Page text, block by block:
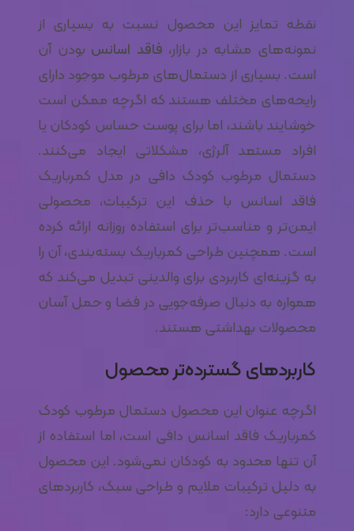
نقطه تمایز این محصول نسبت به بسیاری از
نمونه‌های مشابه در بازار، فاقد اسانس بودن آن
است. بسیاری از دستمال‌های مرطوب موجود دارای
رایحه‌های مختلف هستند که اگرچه ممکن است
خوشایند باشند، اما برای پوست حساس کودکان یا
افراد مستعد آلرژی، مشکلاتی ایجاد می‌کنند.
دستمال مرطوب کودک دافی در مدل کمرباریک
فاقد اسانس با حذف این ترکیبات، محصولی
ایمن‌تر و مناسب‌تر برای استفاده روزانه ارائه کرده
است. همچنین طراحی کمرباریک بسته‌بندی، آن را
به گزینه‌ای کاربردی برای والدینی تبدیل می‌کند که
همواره به دنبال صرفه‌جویی در فضا و حمل آسان
محصولات بهداشتی هستند.
کاربردهای گسترده‌تر محصول
اگرچه عنوان این محصول دستمال مرطوب کودک
کمرباریک فاقد اسانس دافی است، اما استفاده از
آن تنها محدود به کودکان نمی‌شود. این محصول
به دلیل ترکیبات ملایم و طراحی سبک، کاربردهای
متنوعی دارد: